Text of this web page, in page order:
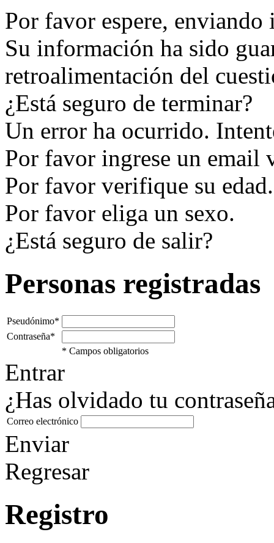
Por favor espere,
Su información ha sido
retroalimentación del
¿Está seguro de terminar?
Un error ha ocurrido.
Por favor ingrese un email
Por favor verifique su edad.
Por favor eliga un sexo.
¿Está seguro de salir?
Personas registradas
Pseudónimo*
Contraseña*
* Campos obligatorios
Entrar
¿Has olvidado tu
Correo electrónico
Enviar
Regresar
Registro